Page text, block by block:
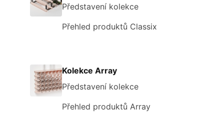
Představení kolekce
Přehled produktů Classix
Kolekce Array
Představení kolekce
Přehled produktů Array